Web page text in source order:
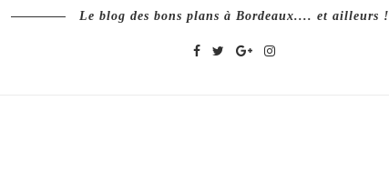
Le blog des bons plans à Bordeaux.... et ailleurs !